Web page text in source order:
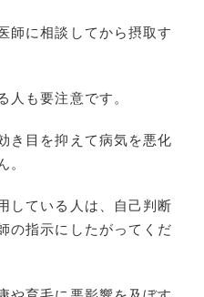
師に相談してから摂取す
人も要注意です。
き目を抑えて病気を悪化
。
している人は、自己判断
の指示にしたがってくだ